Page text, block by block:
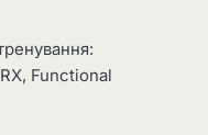
Functional